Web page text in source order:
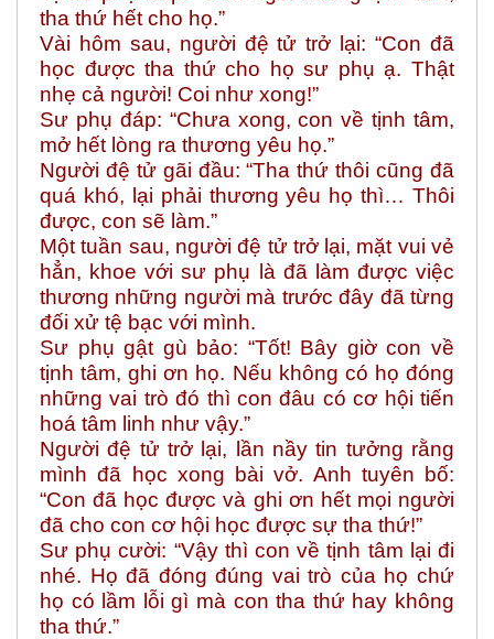
tha thứ hết cho họ.”
Vài hôm sau, người đệ tử trở lại: “Con đã
học được tha thứ cho họ sư phụ ạ. Thật
nhẹ cả người! Coi như xong!”
Sư phụ đáp: “Chưa xong, con về tịnh tâm,
mở hết lòng ra thương yêu họ.”
Người đệ tử gãi đầu: “Tha thứ thôi cũng đã
quá khó, lại phải thương yêu họ thì… Thôi
được, con sẽ làm.”
Một tuần sau, người đệ tử trở lại, mặt vui vẻ
hẳn, khoe với sư phụ là đã làm được việc
thương những người mà trước đây đã từng
đối xử tệ bạc với mình.
Sư phụ gật gù bảo: “Tốt! Bây giờ con về
tịnh tâm, ghi ơn họ. Nếu không có họ đóng
những vai trò đó thì con đâu có cơ hội tiến
hoá tâm linh như vậy.”
Người đệ tử trở lại, lần nầy tin tưởng rằng
mình đã học xong bài vở. Anh tuyên bố:
“Con đã học được và ghi ơn hết mọi người
đã cho con cơ hội học được sự tha thứ!”
Sư phụ cười: “Vậy thì con về tịnh tâm lại đi
nhé. Họ đã đóng đúng vai trò của họ chứ
họ có lầm lỗi gì mà con tha thứ hay không
tha thứ.”